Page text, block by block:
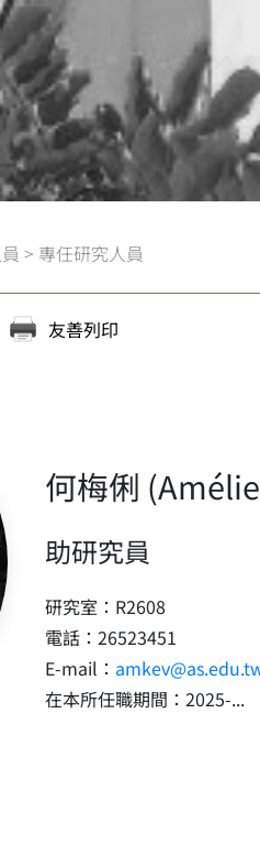
> 專任研究人員
友善列印
何梅俐
助研究員
研究室：R2608
電話：26523451
E-mail：
在本所任職期間：2025-...